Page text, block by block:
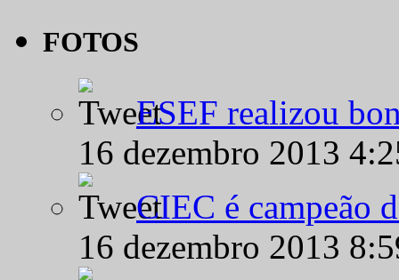
FOTOS
ESEF realizou
16 dezembro 2013
CIEC é campeão
16 dezembro 2013